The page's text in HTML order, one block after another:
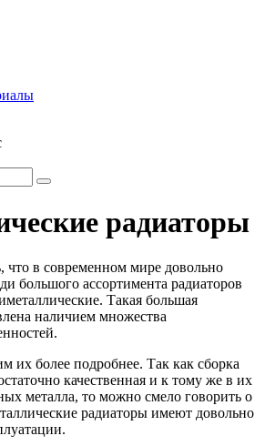
радиаторы
что в современном мире довольно
большого ассортимента радиаторов
Такая большая
наличием множества
их более подробнее. Так как сборка
качественная и к тому же в их
металла, то можно смело говорить о
радиаторы имеют довольно